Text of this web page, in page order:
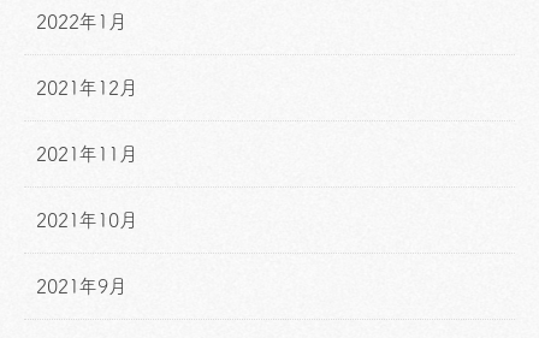
2022年1月
2021年12月
2021年11月
2021年10月
2021年9月